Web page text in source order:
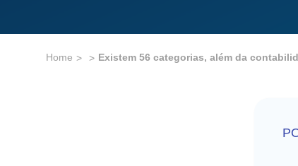
Home Existem 56 categorias, além da